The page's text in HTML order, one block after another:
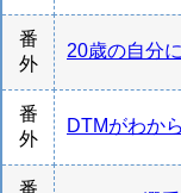
番
外
20歳の自分
番
外
DTMがわか
番